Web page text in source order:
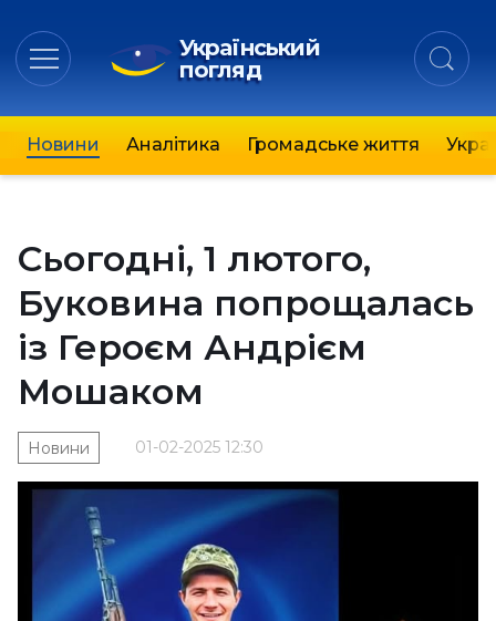
Український
погляд
Новини Аналітика Громадське життя
Сьогодні, 1 лютого,
Буковина попрощалась
із Героєм Андрієм
Мошаком
01-02-2025 12:30
Новини